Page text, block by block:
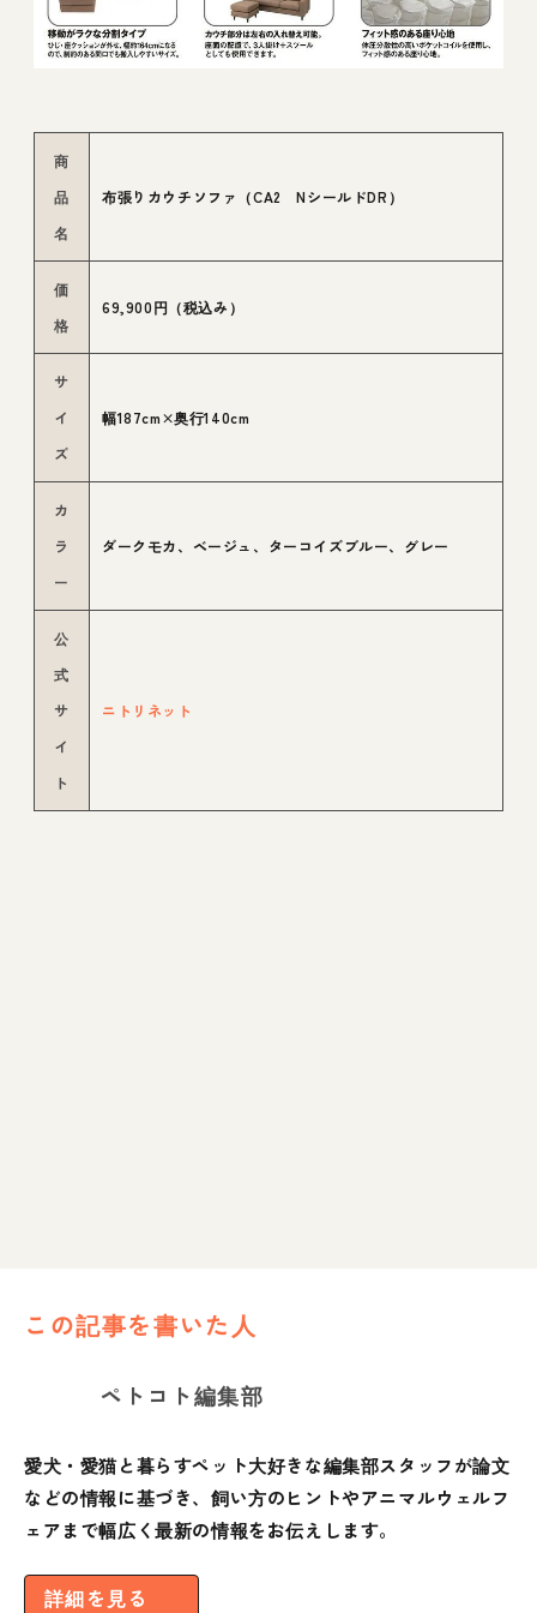
商
品
名
布張りカウチソファ（CA2 NシールドDR）
価
格
69,900円（税込み）
サ
イ
ズ
幅187cm×奥行140cm
カ
ラ
ー
ダークモカ、ベージュ、ターコイズブルー、グレー
公
式
サ
イ
ト
ニトリネット
この記事を書いた人
ペトコト編集部
愛犬・愛猫と暮らすペット大好きな編集部スタッフが論文
などの情報に基づき、飼い方のヒントやアニマルウェルフ
ェアまで幅広く最新の情報をお伝えします。
詳細を見る